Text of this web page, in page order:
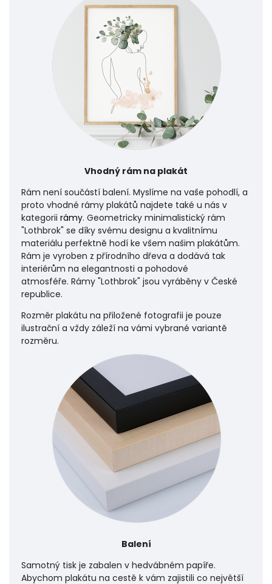
Vhodný rám na plakát
Rám není součástí balení. Myslíme na vaše pohodlí, a
proto vhodné rámy plakátů najdete také u nás v
kategorii rámy. Geometricky minimalistický rám
"Lothbrok" se díky svému designu a kvalitnímu
materiálu perfektně hodí ke všem našim plakátům.
Rám je vyroben z přírodního dřeva a dodává tak
interiérům na elegantnosti a pohodové
atmosféře. Rámy "Lothbrok" jsou vyráběny v České
republice.
Rozměr plakátu na přiložené fotografii je pouze
ilustrační a vždy záleží na vámi vybrané variantě
rozměru.
Balení
Samotný tisk je zabalen v hedvábném papíře.
Abychom plakátu na cestě k vám zajistili co největší